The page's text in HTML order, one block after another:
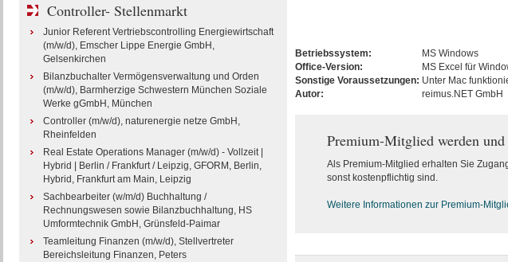
Betriebssystem:
MS Windows
Office-Version:
MS Excel für
Sonstige Voraussetzungen: Unter Mac
Autor:
reimus.NET GmbH
Premium-Mitglied werden und
Als Premium-Mitglied erhalten Sie
sonst kostenpflichtig sind.
Weitere Informationen zur Premium-M
Controller- Stellenmarkt
Junior Referent Vertriebscontrolling Energiewirtschaft
(m/w/d), Emscher Lippe Energie GmbH,
Gelsenkirchen
Bilanzbuchalter Vermögensverwaltung und Orden
(m/w/d), Barmherzige Schwestern München Soziale
Werke gGmbH, München
Controller (m/w/d), naturenergie netze GmbH,
Rheinfelden
Real Estate Operations Manager (m/w/d) - Vollzeit |
Hybrid | Berlin / Frankfurt / Leipzig, GFORM, Berlin,
Hybrid, Frankfurt am Main, Leipzig
Sachbearbeiter (w/m/d) Buchhaltung /
Rechnungswesen sowie Bilanzbuchhaltung, HS
Umformtechnik GmbH, Grünsfeld-Paimar
Teamleitung Finanzen (m/w/d), Stellvertreter
Bereichsleitung Finanzen, Peters